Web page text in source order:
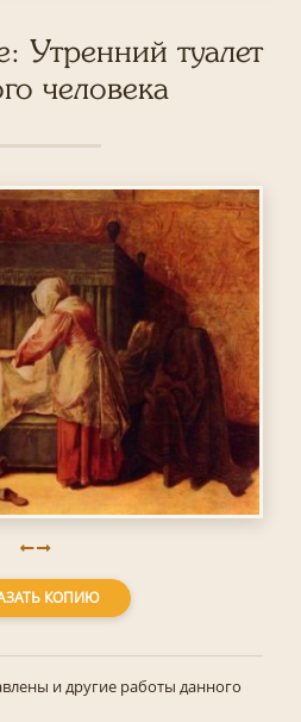
Утренний туалет
человека
КОПИЮ
и другие работы данного